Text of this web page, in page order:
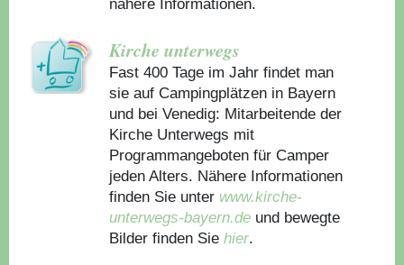
nähere Informationen.
Kirche unterwegs
Fast 400 Tage im Jahr findet man
sie auf Campingplätzen in Bayern
und bei Venedig: Mitarbeitende der
Kirche Unterwegs mit
Programmangeboten für Camper
jeden Alters. Nähere Informationen
finden Sie unter www.kirche-
unterwegs-bayern.de und bewegte
Bilder finden Sie hier.